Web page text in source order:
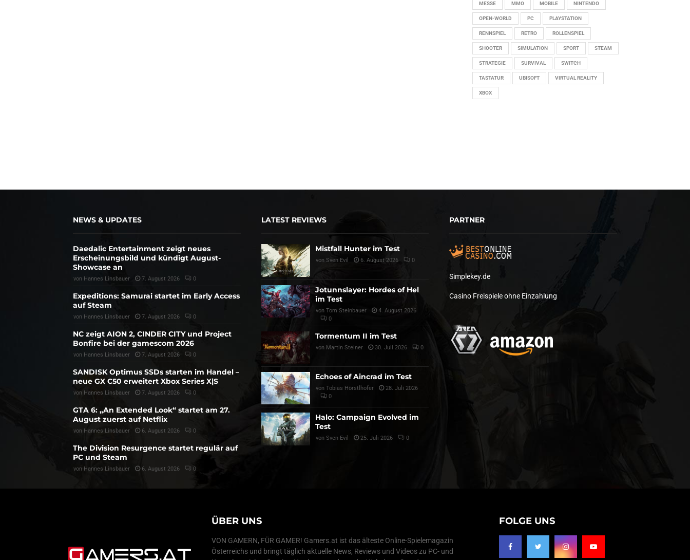
MESSE MMO MOBILE NINTENDO
OPEN-WORLD PC PLAYSTATION
RENNSPIEL RETRO ROLLENSPIEL
SHOOTER SIMULATION SPORT STEAM
STRATEGIE SURVIVAL SWITCH
TASTATUR UBISOFT VIRTUAL REALITY
XBOX
NEWS & UPDATES
Daedalic Entertainment zeigt neues
Erscheinungsbild und kündigt August-
Showcase an
von Hannes Linsbauer 7. August 2026 0
Expeditions: Samurai startet im Early Access
auf Steam
von Hannes Linsbauer 7. August 2026 0
NC zeigt AION 2, CINDER CITY und Project
Bonfire bei der gamescom 2026
von Hannes Linsbauer 7. August 2026 0
SANDISK Optimus SSDs starten im Handel –
neue GX C50 erweitert Xbox Series X|S
von Hannes Linsbauer 7. August 2026 0
GTA 6: „An Extended Look“ startet am 27.
August zuerst auf Netflix
von Hannes Linsbauer 6. August 2026 0
The Division Resurgence startet regulär auf
PC und Steam
von Hannes Linsbauer 6. August 2026 0
LATEST REVIEWS
Mistfall Hunter im Test
von Sven Evil 6. August 2026 0
Jotunnslayer: Hordes of Hel
im Test
von Tom Steinbauer
4. August 2026
0
Tormentum II im Test
von Martin Steiner 30. Juli 2026 0
Echoes of Aincrad im Test
von Tobias Hörstlhofer
28. Juli 2026
0
Halo: Campaign Evolved im
Test
von Sven Evil 25. Juli 2026 0
PARTNER
Simplekey.de
Casino Freispiele ohne Einzahlung
ÜBER UNS
VON GAMERN, FÜR GAMER! Gamers.at ist das älteste Online-Spielemagazin
Österreichs und bringt täglich aktuelle News, Reviews und Videos zu PC- und
FOLGE UNS